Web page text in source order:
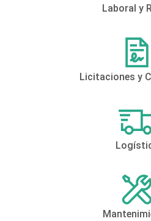
Laboral y
Licitaciones y